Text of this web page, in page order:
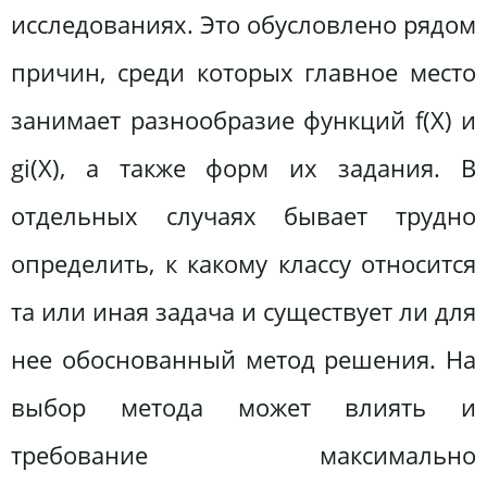
исследованиях. Это обусловлено рядом
причин, среди которых главное место
занимает разнообразие функций f(X) и
gi(X), а также форм их задания. В
отдельных случаях бывает трудно
определить, к какому классу относится
та или иная задача и существует ли для
нее обоснованный метод решения. На
выбор метода может влиять и
требование максимально